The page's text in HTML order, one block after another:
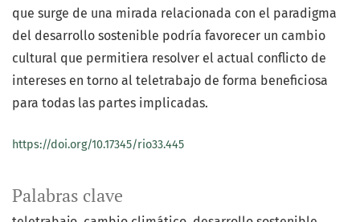
Palabras clave
que surge de una mirada relacionada con el paradigma
del desarrollo sostenible podría favorecer un cambio
cultural que permitiera resolver el actual conflicto de
intereses en torno al teletrabajo de forma beneficiosa
para todas las partes implicadas.
https://doi.org/10.17345/rio33.445